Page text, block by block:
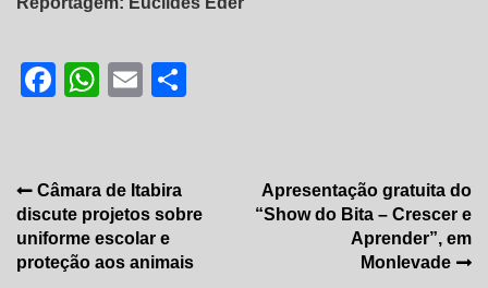
Facebook
WhatsApp
Email
Navegação
de
Post
Câmara de Itabira
discute projetos sobre
uniforme escolar e
proteção aos animais
Apresentação gratuita do
“Show do Bita – Crescer e
Aprender”, em
Monlevade